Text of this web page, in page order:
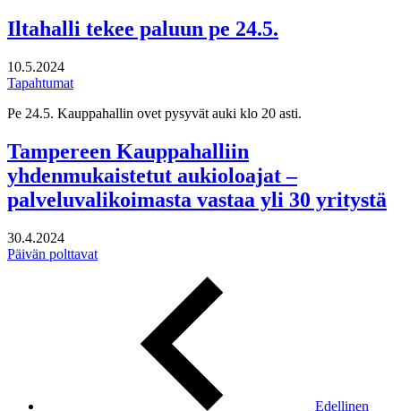
Iltahalli tekee paluun pe 24.5.
10.5.2024
Tapahtumat
Pe 24.5. Kauppahallin ovet pysyvät auki klo 20 asti.
Tampereen Kauppahalliin
yhdenmukaistetut aukioloajat –
palveluvalikoimasta vastaa yli 30 yritystä
30.4.2024
Päivän polttavat
Edellinen